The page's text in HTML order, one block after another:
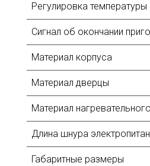
Регулировка температуры
Сигнал об окончании
Материал корпуса
Материал дверцы
Материал
Длина шнура
Габаритные размеры